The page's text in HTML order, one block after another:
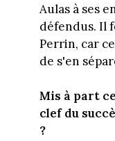
Aulas à ses
défendus. Il
Perrin, car
de s'en
Mis à part
clef du
?